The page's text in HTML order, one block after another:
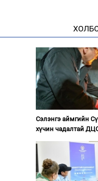
Сэлэнгэ аймгийн
хүчин чадалтай